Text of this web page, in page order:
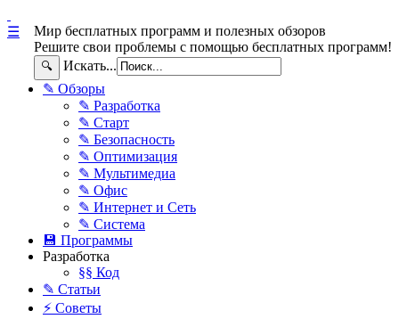
Мир бесплатных программ и полезных обзоров
Решите свои проблемы с помощью бесплатных программ!
🔍 Искать...
☰
✎ Обзоры
✎ Разработка
✎ Старт
✎ Безопасность
✎ Оптимизация
✎ Мультимедиа
✎ Офис
✎ Интернет и Сеть
✎ Система
💾 Программы
Разработка
§§ Код
✎ Статьи
⚡ Советы